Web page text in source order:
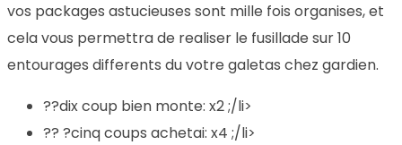
vos packages astucieuses sont mille fois organises, et
cela vous permettra de realiser le fusillade sur 10
entourages differents du votre galetas chez gardien.
??dix coup bien monte: x2 ;/li>
?? ?cinq coups achetai: x4 ;/li>